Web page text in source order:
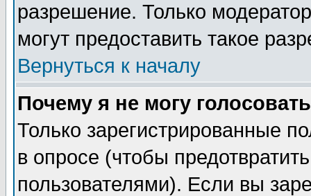
разрешение. Только
могут предоставить такое
Вернуться к началу
Почему я не могу
Только зарегистрированные
в опросе (чтобы
пользователями). Если вы